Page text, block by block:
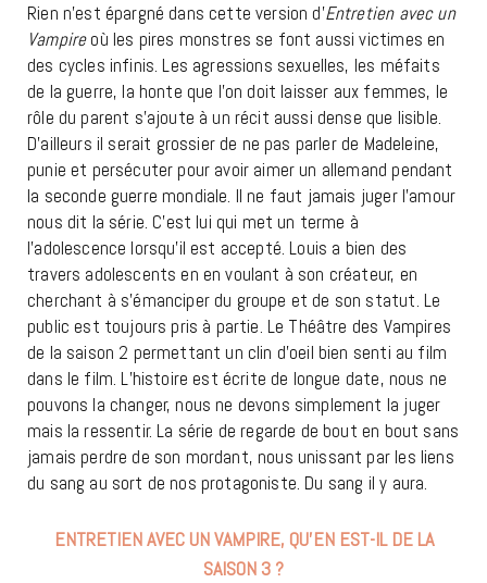
Rien n’est épargné dans cette version d’Entretien avec un
Vampireoù les pires monstres se font aussi victimes en
des cycles infinis. Les agressions sexuelles, les méfaits
de la guerre, la honte que l’on doit laisser aux femmes, le
rôle du parent s’ajoute à un récit aussi dense que lisible.
D’ailleurs il serait grossier de ne pas parler de Madeleine,
punie et persécuter pour avoir aimer un allemand pendant
la seconde guerre mondiale. Il ne faut jamais juger l’amour
nous dit la série. C’est lui qui met un terme à
l’adolescence lorsqu’il est accepté. Louis a bien des
travers adolescents en en voulant à son créateur, en
cherchant à s’émanciper du groupe et de son statut. Le
public est toujours pris à partie. Le Théâtre des Vampires
de la saison 2 permettant un clin d’oeil bien senti au film
dans le film. L’histoire est écrite de longue date, nous ne
pouvons la changer, nous ne devons simplement la juger
mais la ressentir. La série de regarde de bout en bout sans
jamais perdre de son mordant, nous unissant par les liens
du sang au sort de nos protagoniste. Du sang il y aura.
ENTRETIEN AVEC UN VAMPIRE, QU’EN EST-IL DE LA
SAISON 3 ?